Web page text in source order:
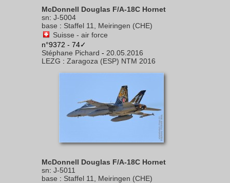
McDonnell Douglas F/A-18C Hornet
sn: J-5004
base : Staffel 11, Meiringen (CHE)
Suisse - air force
n°9372 - 74✓
Stéphane Pichard - 20.05.2016
LEZG : Zaragoza (ESP) NTM 2016
McDonnell Douglas F/A-18C Hornet
sn: J-5011
base : Staffel 11, Meiringen (CHE)